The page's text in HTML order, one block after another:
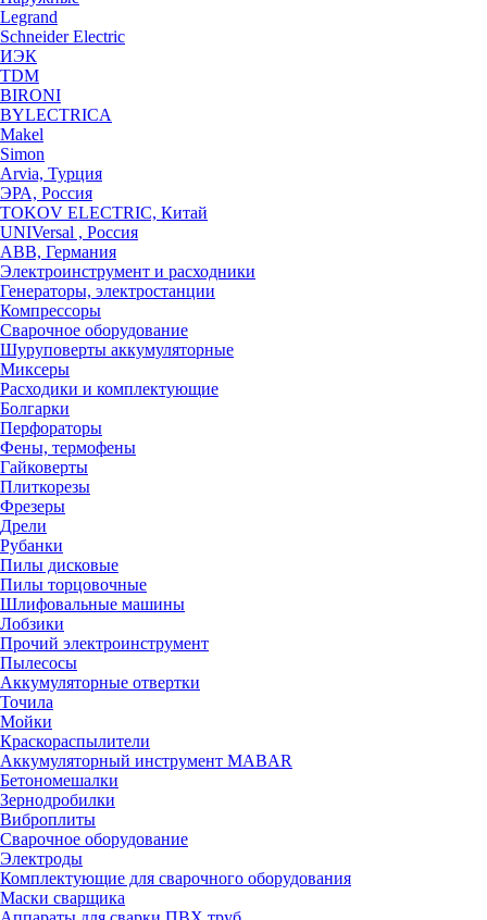
Legrand
Schneider Electric
ИЭК
TDM
BIRONI
BYLECTRICA
Makel
Simon
Arvia, Турция
ЭРА, Россия
TOKOV ELECTRIC, Китай
UNIVersal , Россия
ABB, Германия
Электроинструмент и расходники
Генераторы, электростанции
Компрессоры
Сварочное оборудование
Шуруповерты аккумуляторные
Миксеры
Расходики и комплектующие
Болгарки
Перфораторы
Фены, термофены
Гайковерты
Плиткорезы
Фрезеры
Дрели
Рубанки
Пилы дисковые
Пилы торцовочные
Шлифовальные машины
Лобзики
Прочий электроинструмент
Пылесосы
Аккумуляторные отвертки
Точила
Мойки
Краскораспылители
Аккумуляторный инструмент MABAR
Бетономешалки
Зернодробилки
Виброплиты
Сварочное оборудование
Электроды
Комплектующие для сварочного оборудования
Маски сварщика